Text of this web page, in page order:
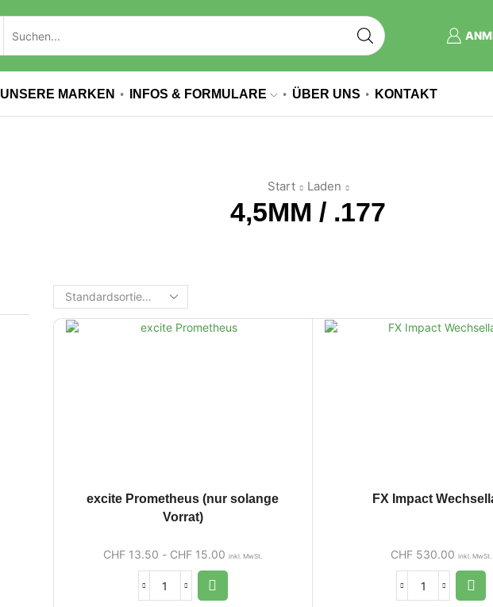
UNSERE MARKEN INFOS & FORMULARE ÜBER UNS KONTAKT
Start Laden
4,5MM / .177
excite Prometheus (nur solange
Vorrat)
CHF 13.50 - CHF 15.00 inkl. MwSt.
FX Impact
CHF 530.00 inkl. MwSt.